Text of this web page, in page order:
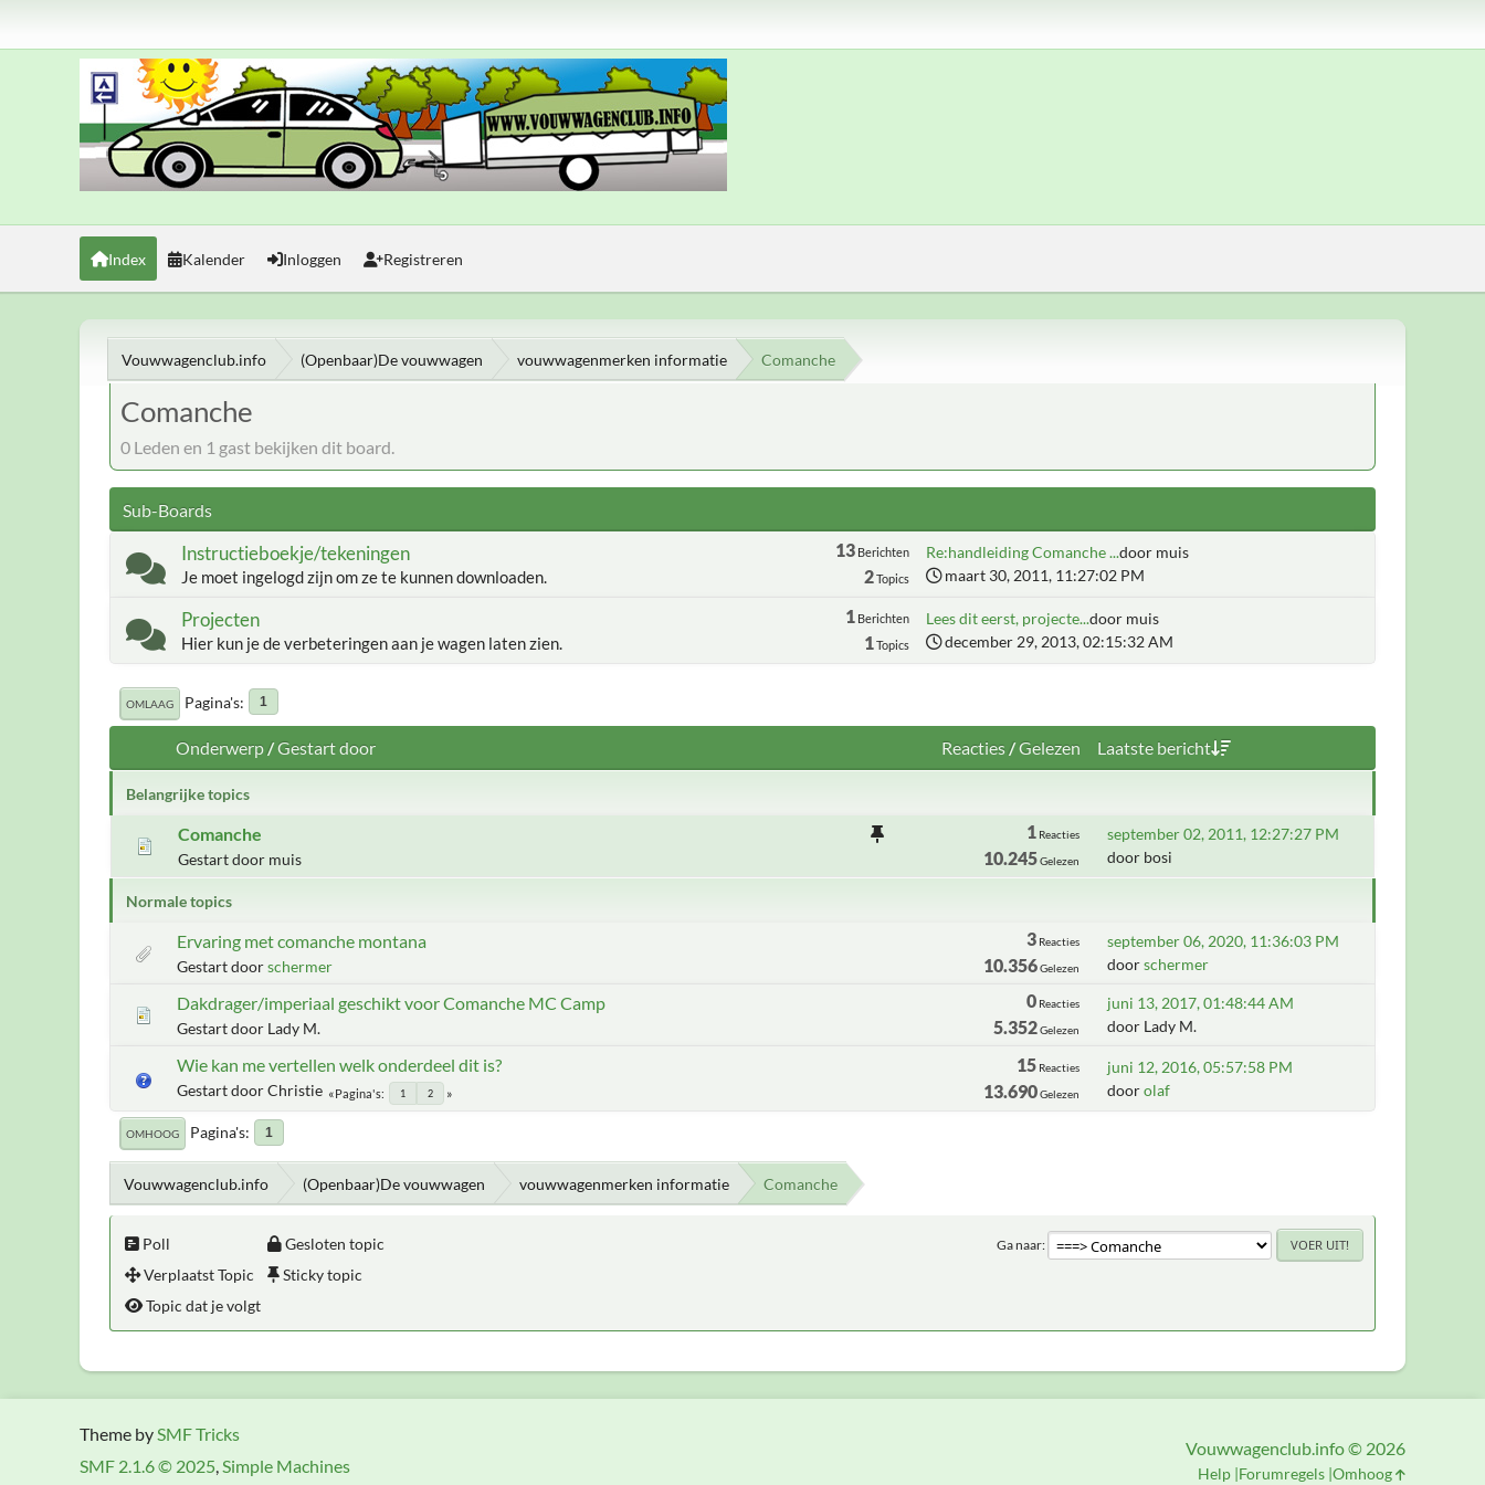
Index Kalender Inloggen Registreren
Vouwwagenclub.info (Openbaar)De vouwwagen vouwwagenmerken informatie Comanche
Comanche
0 Leden en 1 gast bekijken dit board.
Sub-Boards
Instructieboekje/tekeningen
Je moet ingelogd zijn om ze te kunnen downloaden.
13Berichten
2Topics
Re:handleiding Comanche ...door muis
maart 30, 2011, 11:27:02 PM
Projecten
Hier kun je de verbeteringen aan je wagen laten zien.
1Berichten
1Topics
Lees dit eerst, projecte...door muis
december 29, 2013, 02:15:32 AM
OMLAAG Pagina's 1
Onderwerp/Gestart door Reacties/Gelezen Laatste bericht
Belangrijke topics
Comanche
Gestart door muis
1Reacties
10.245Gelezen
september 02, 2011, 12:27:27 PM
door bosi
Normale topics
Ervaring met comanche montana
Gestart doorschermer
3 Reacties
10.356Gelezen
september 06, 2020, 11:36:03 PM
doorschermer
Dakdrager/imperiaal geschikt voor Comanche MC Camp
Gestart door Lady M.
0 Reacties
5.352Gelezen
juni 13, 2017, 01:48:44 AM
door Lady M.
Wie kan me vertellen welk onderdeel dit is?
Gestart door Christie Pagina's 1 2
15 Reacties
13.690Gelezen
juni 12, 2016, 05:57:58 PM
doorolaf
OMHOOG Pagina's 1
Vouwwagenclub.info (Openbaar)De vouwwagen vouwwagenmerken informatie Comanche
Ga naar
Poll
Verplaatst Topic
Gesloten topic
Sticky topic
Topic dat je volgt
Theme bySMF Tricks
SMF 2.1.6 © 2025,Simple Machines
Vouwwagenclub.info © 2026
Help Forumregels Omhoog